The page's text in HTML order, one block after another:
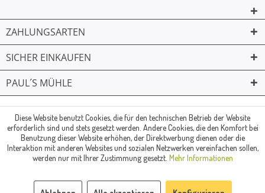
ZAHLUNGSARTEN
SICHER EINKAUFEN
PAUL´S MÜHLE
© Paul's Mühle | Inhaber: Christof Paul e.K. | Westring 2 | 45659
Recklinghausen
Fax: 02361 -28831 | E-Mail: info@pauls-muehle.de
Diese Website benutzt Cookies, die für den technischen Betrieb der Website
erforderlich sind und stets gesetzt werden. Andere Cookies, die den Komfort bei
Benutzung dieser Website erhöhen, der Direktwerbung dienen oder die
Interaktion mit anderen Websites und sozialen Netzwerken vereinfachen sollen,
werden nur mit Ihrer Zustimmung gesetzt. Mehr Informationen